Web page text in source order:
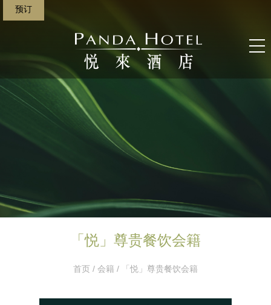
预订
「悦」尊贵餐饮会籍
首页 / 会籍 / 「悦」尊贵餐饮会籍